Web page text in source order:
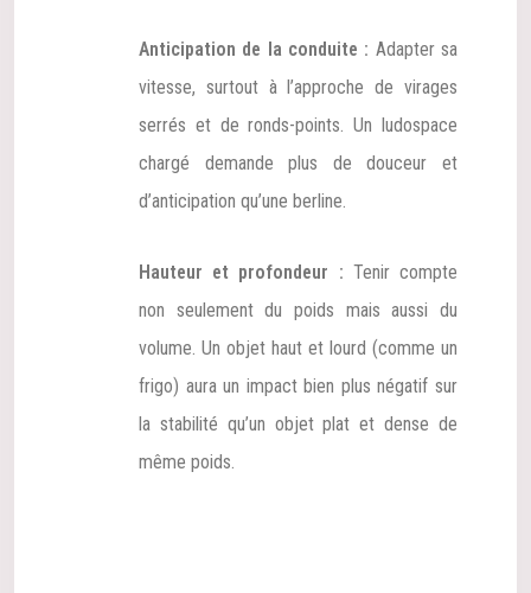
Anticipation de la conduite : Adapter sa
vitesse, surtout à l’approche de virages
serrés et de ronds-points. Un ludospace
chargé demande plus de douceur et
d’anticipation qu’une berline.
Hauteur et profondeur : Tenir compte
non seulement du poids mais aussi du
volume. Un objet haut et lourd (comme un
frigo) aura un impact bien plus négatif sur
la stabilité qu’un objet plat et dense de
même poids.